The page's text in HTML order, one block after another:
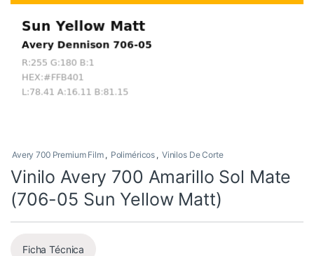
Avery 700 Premium Film , Poliméricos , Vinilos De Corte
Vinilo Avery 700 Amarillo Sol Mate
(706-05 Sun Yellow Matt)
Ficha Técnica